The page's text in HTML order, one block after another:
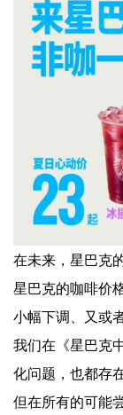
在未来，星巴克
星巴克的咖啡价
小幅下调、又或
我们在《星巴克
化问题，也都存
但在所有的可能